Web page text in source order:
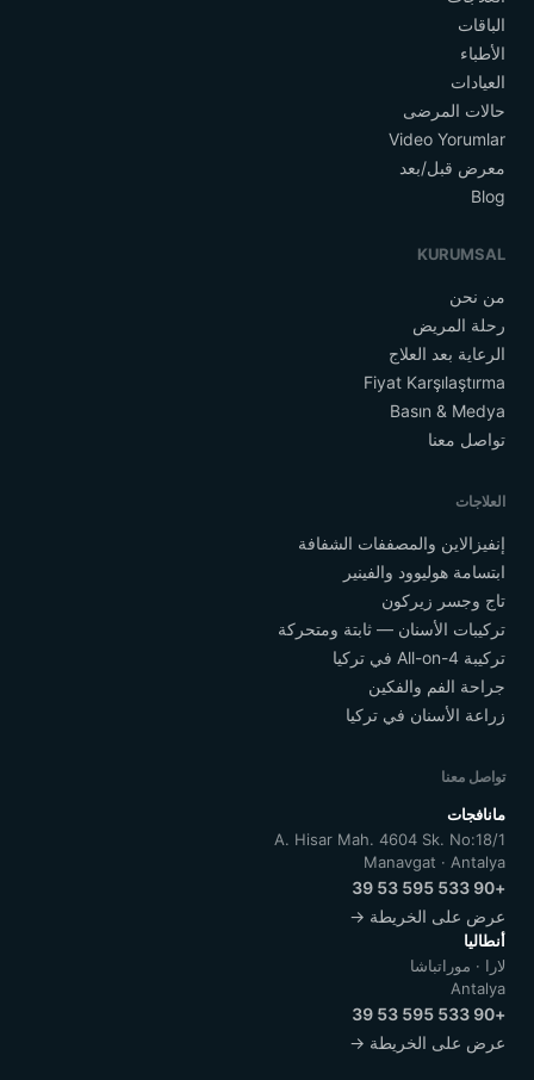
الباقات
الأطباء
العيادات
حالات المرضى
Video Yorumlar
معرض قبل/بعد
Blog
KURUMSAL
من نحن
رحلة المريض
الرعاية بعد العلاج
Fiyat Karşılaştırma
Basın & Medya
تواصل معنا
العلاجات
إنفيزالاين والمصففات الشفافة
ابتسامة هوليوود والفينير
تاج وجسر زيركون
تركيبات الأسنان — ثابتة ومتحركة
تركيبة All-on-4 في تركيا
جراحة الفم والفكين
زراعة الأسنان في تركيا
تواصل معنا
مانافجات
A. Hisar Mah. 4604 Sk. No:18/1
Manavgat · Antalya
+90 533 595 53 39
عرض على الخريطة →
أنطاليا
لارا · موراتباشا
Antalya
+90 533 595 53 39
عرض على الخريطة →